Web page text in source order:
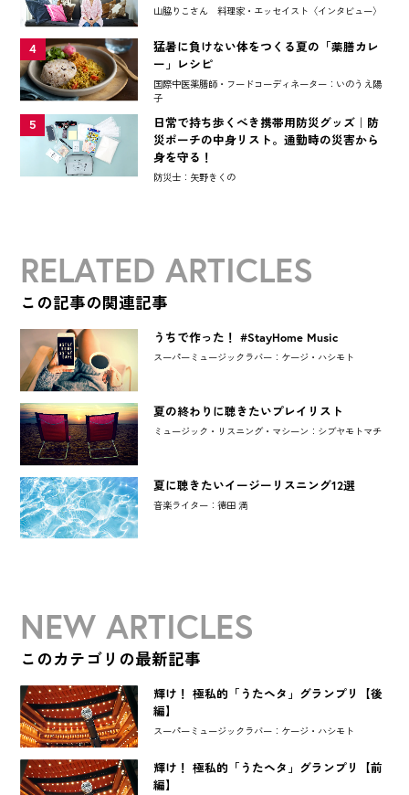
山脇りこさん 料理家・エッセイスト〈インタビュー〉
4
猛暑に負けない体をつくる夏の「薬膳カレ
ー」レシピ
国際中医薬膳師・フードコーディネーター：いのうえ陽
子
5
日常で持ち歩くべき携帯用防災グッズ｜防
災ポーチの中身リスト。通勤時の災害から
身を守る！
防災士：矢野きくの
RELATED ARTICLES
この記事の関連記事
うちで作った！ #StayHome Music
スーパーミュージックラバー：ケージ・ハシモト
夏の終わりに聴きたいプレイリスト
ミュージック・リスニング・マシーン：シブヤモトマチ
夏に聴きたいイージーリスニング12選
音楽ライター：徳田 満
NEW ARTICLES
このカテゴリの最新記事
輝け！ 極私的「うたヘタ」グランプリ【後
編】
スーパーミュージックラバー：ケージ・ハシモト
輝け！ 極私的「うたヘタ」グランプリ【前
編】